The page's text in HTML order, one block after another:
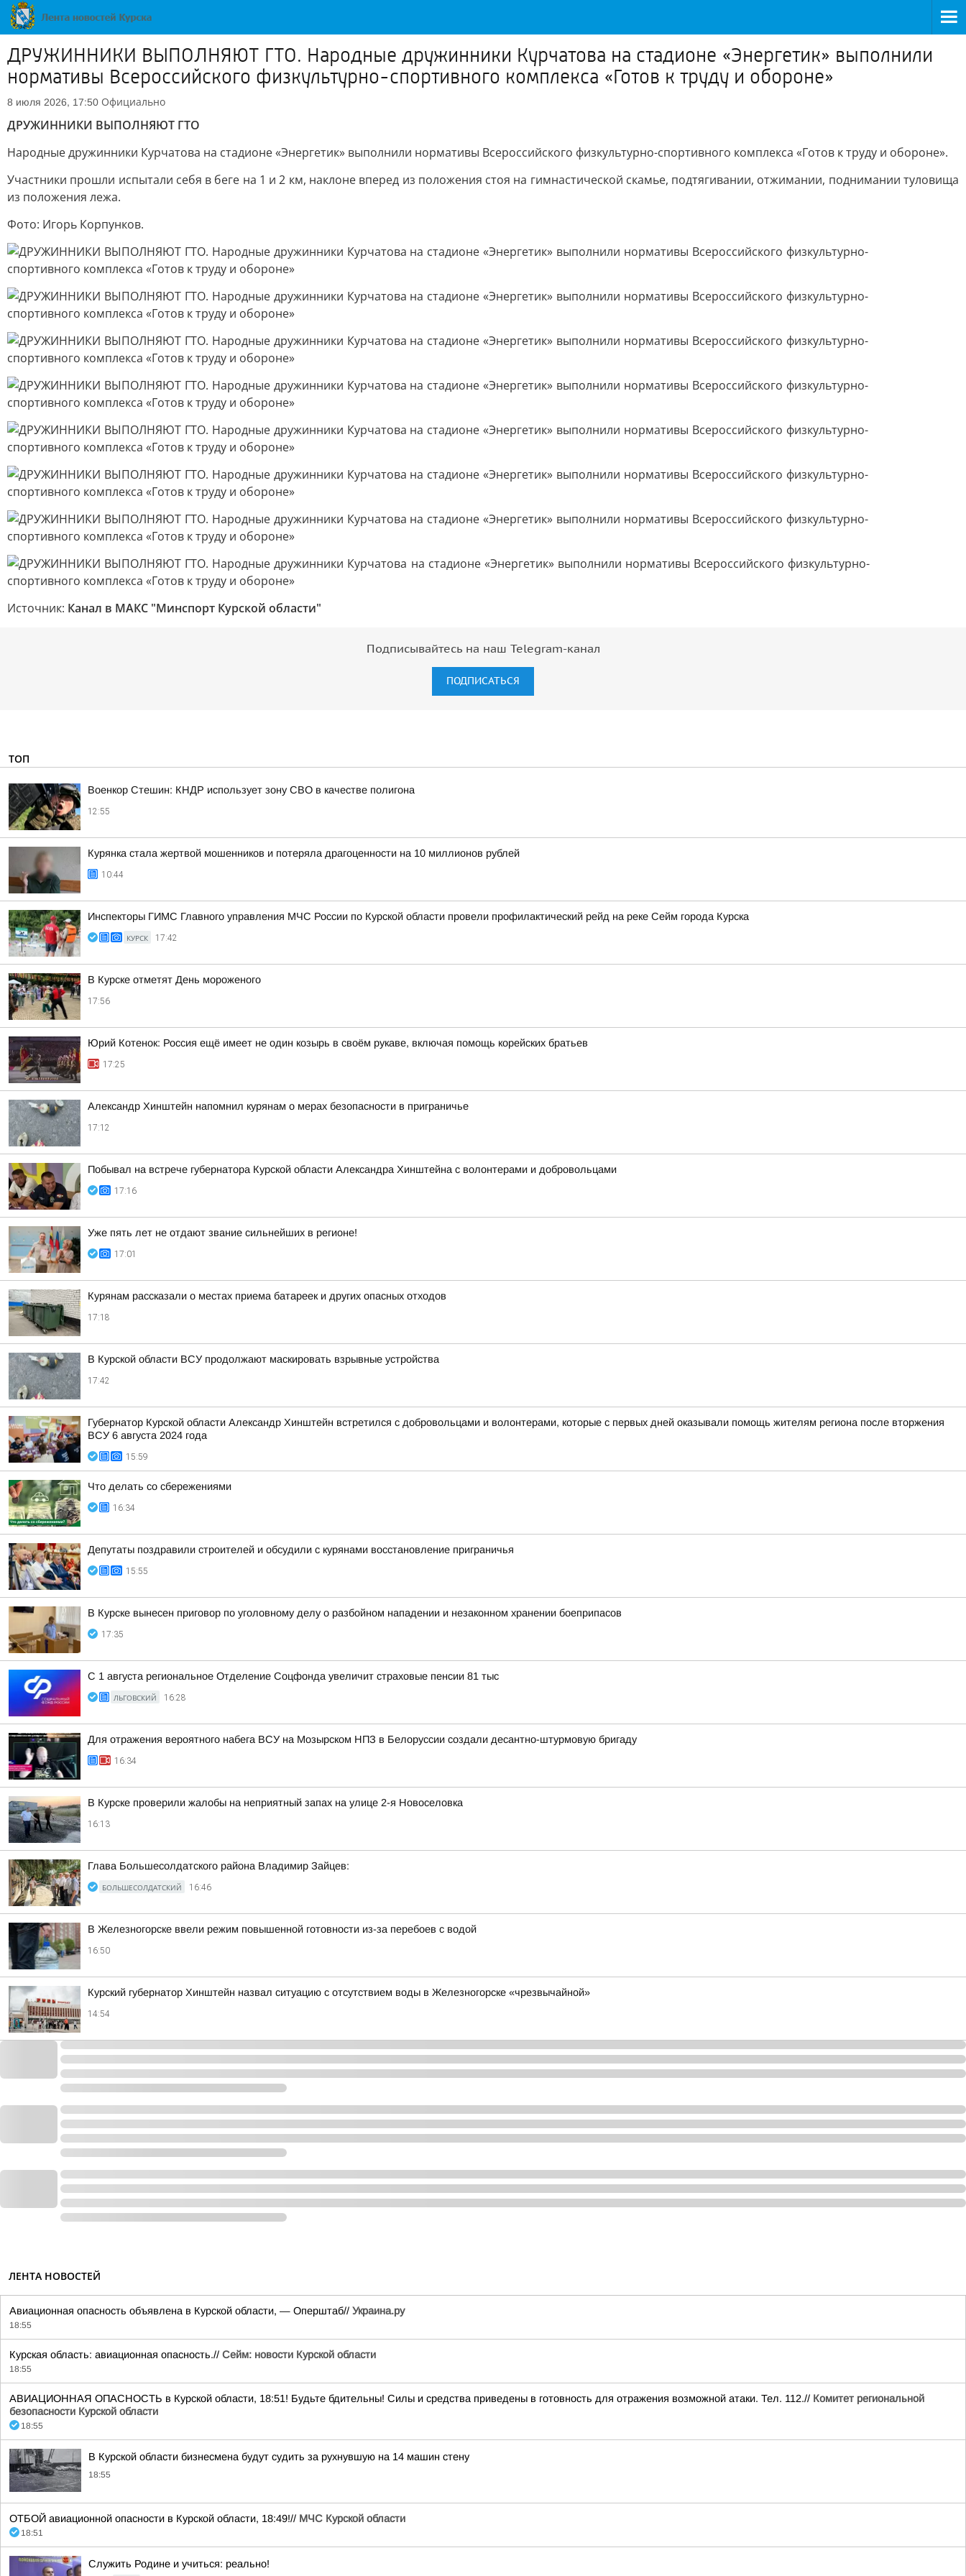
ДРУЖИННИКИ ВЫПОЛНЯЮТ ГТО. Народные дружинники Курчатова на стадионе «Энергетик» выполнили
нормативы Всероссийского физкультурно-спортивного комплекса «Готов к труду и обороне»
8 июля 2026, 17:50 Официально
ДРУЖИННИКИ ВЫПОЛНЯЮТ ГТО
Народные дружинники Курчатова на стадионе «Энергетик» выполнили нормативы Всероссийского физкультурно-спортивного комплекса «Готов к труду и обороне».
Участники прошли испытали себя в беге на 1 и 2 км, наклоне вперед из положения стоя на гимнастической скамье, подтягивании, отжимании, поднимании туловища
из положения лежа.
Фото: Игорь Корпунков.
Источник: Канал в МАКС "Минспорт Курской области"
Подписывайтесь на наш Telegram-канал
ПОДПИСАТЬСЯ
ТОП
Военкор Стешин: КНДР использует зону СВО в качестве полигона
12:55
Курянка стала жертвой мошенников и потеряла драгоценности на 10 миллионов рублей
10:44
Инспекторы ГИМС Главного управления МЧС России по Курской области провели профилактический рейд на реке Сейм города Курска
КУРСК 17:42
В Курске отметят День мороженого
17:56
Юрий Котенок: Россия ещё имеет не один козырь в своём рукаве, включая помощь корейских братьев
17:25
Александр Хинштейн напомнил курянам о мерах безопасности в приграничье
17:12
Побывал на встрече губернатора Курской области Александра Хинштейна с волонтерами и добровольцами
17:16
Уже пять лет не отдают звание сильнейших в регионе!
17:01
Курянам рассказали о местах приема батареек и других опасных отходов
17:18
В Курской области ВСУ продолжают маскировать взрывные устройства
17:42
Губернатор Курской области Александр Хинштейн встретился с добровольцами и волонтерами, которые с первых дней оказывали помощь жителям региона после вторжения
ВСУ 6 августа 2024 года
15:59
Что делать со сбережениями
16:34
Депутаты поздравили строителей и обсудили с курянами восстановление приграничья
15:55
В Курске вынесен приговор по уголовному делу о разбойном нападении и незаконном хранении боеприпасов
17:35
С 1 августа региональное Отделение Соцфонда увеличит страховые пенсии 81 тыс
ЛЬГОВСКИЙ 16:28
Для отражения вероятного набега ВСУ на Мозырском НПЗ в Белоруссии создали десантно-штурмовую бригаду
16:34
В Курске проверили жалобы на неприятный запах на улице 2-я Новоселовка
16:13
Глава Большесолдатского района Владимир Зайцев:
БОЛЬШЕСОЛДАТСКИЙ 16:46
В Железногорске ввели режим повышенной готовности из-за перебоев с водой
16:50
Курский губернатор Хинштейн назвал ситуацию с отсутствием воды в Железногорске «чрезвычайной»
14:54
ЛЕНТА НОВОСТЕЙ
Авиационная опасность объявлена в Курской области, — Оперштаб// Украина.ру
18:55
Курская область: авиационная опасность.// Сейм: новости Курской области
18:55
АВИАЦИОННАЯ ОПАСНОСТЬ в Курской области, 18:51! Будьте бдительны! Силы и средства приведены в готовность для отражения возможной атаки. Тел. 112.// Комитет региональной
безопасности Курской области
18:55
В Курской области бизнесмена будут судить за рухнувшую на 14 машин стену
18:55
ОТБОЙ авиационной опасности в Курской области, 18:49!// МЧС Курской области
18:51
Служить Родине и учиться: реально!